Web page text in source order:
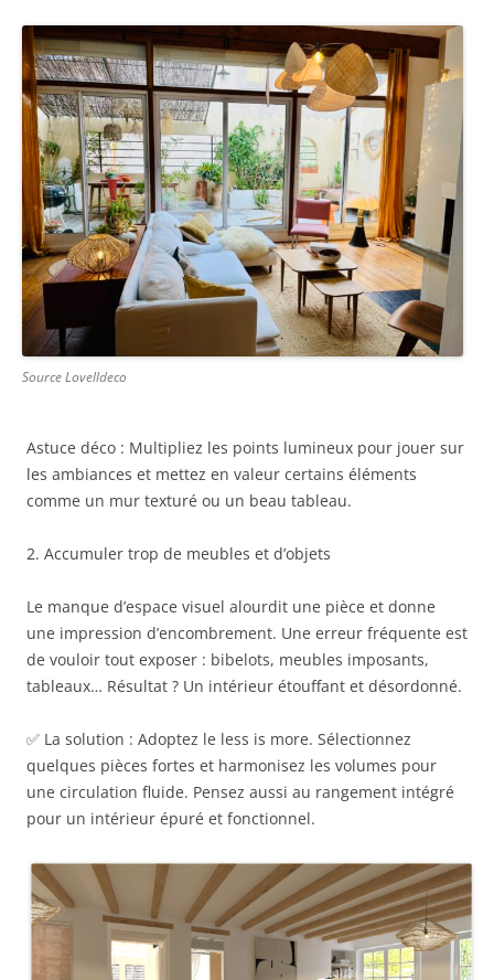
Source Lovelldeco
Astuce déco : Multipliez les points lumineux pour jouer sur
les ambiances et mettez en valeur certains éléments
comme un mur texturé ou un beau tableau.
2. Accumuler trop de meubles et d’objets
Le manque d’espace visuel alourdit une pièce et donne
une impression d’encombrement. Une erreur fréquente est
de vouloir tout exposer : bibelots, meubles imposants,
tableaux… Résultat ? Un intérieur étouffant et désordonné.
✅ La solution : Adoptez le less is more. Sélectionnez
quelques pièces fortes et harmonisez les volumes pour
une circulation fluide. Pensez aussi au rangement intégré
pour un intérieur épuré et fonctionnel.